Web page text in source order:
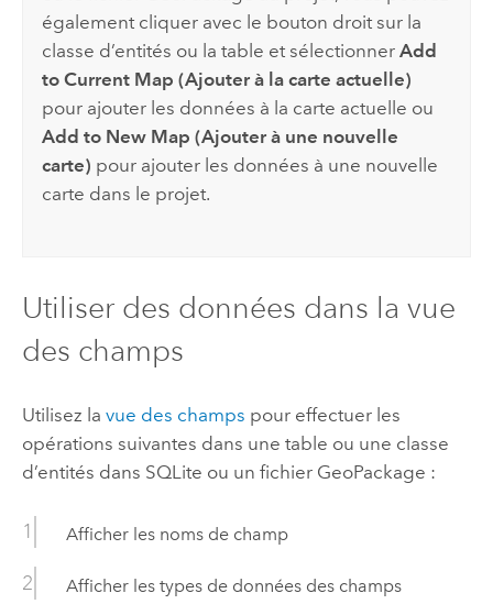
également cliquer avec le bouton droit sur la
classe d’entités ou la table et sélectionnerAdd
to Current Map (Ajouter à la carte actuelle)
pour ajouter les données à la carte actuelle ou
Add to New Map (Ajouter à une nouvelle
carte) pour ajouter les données à une nouvelle
carte dans le projet.
Utiliser des données dans la vue
des champs
Utilisez la vue des champs pour effectuer les
opérations suivantes dans une table ou une classe
d’entités dans SQLite ou un fichier GeoPackage :
Afficher les noms de champ
Afficher les types de données des champs